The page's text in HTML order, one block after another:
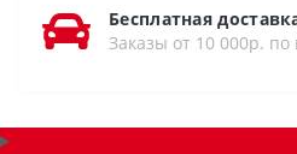
Бесплатная
Заказы от 10 000р. по